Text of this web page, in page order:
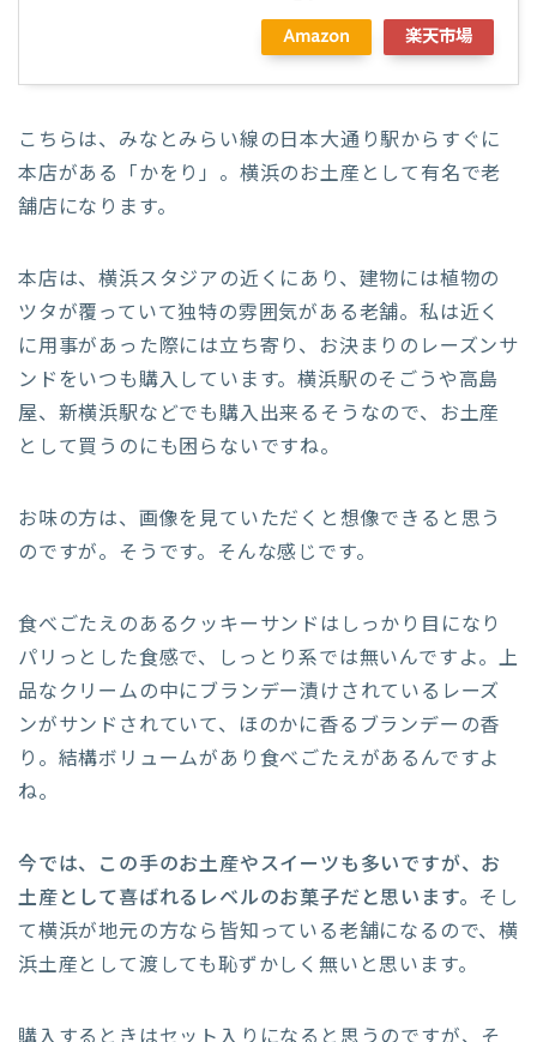
Amazon 楽天市場
こちらは、みなとみらい線の日本大通り駅からすぐに
本店がある「かをり」。横浜のお土産として有名で老
舗店になります。
本店は、横浜スタジアの近くにあり、建物には植物の
ツタが覆っていて独特の雰囲気がある老舗。私は近く
に用事があった際には立ち寄り、お決まりのレーズンサ
ンドをいつも購入しています。横浜駅のそごうや高島
屋、新横浜駅などでも購入出来るそうなので、お土産
として買うのにも困らないですね。
お味の方は、画像を見ていただくと想像できると思う
のですが。そうです。そんな感じです。
食べごたえのあるクッキーサンドはしっかり目になり
パリっとした食感で、しっとり系では無いんですよ。上
品なクリームの中にブランデー漬けされているレーズ
ンがサンドされていて、ほのかに香るブランデーの香
り。結構ボリュームがあり食べごたえがあるんですよ
ね。
今では、この手のお土産やスイーツも多いですが、お
土産として喜ばれるレベルのお菓子だと思います。 そし
て横浜が地元の方なら皆知っている老舗になるので、横
浜土産として渡しても恥ずかしく無いと思います。